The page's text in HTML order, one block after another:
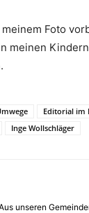
Foto
meinen
Editorial im
Inge Wollschläger
unseren